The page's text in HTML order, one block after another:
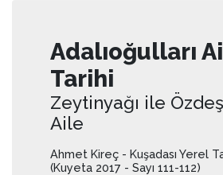
Adalıoğulları
Tarihi
Zeytinyağı ile
Aile
Ahmet Kireç - Kuşadası Yerel
(Kuyeta 2017 - Sayı 111-112)